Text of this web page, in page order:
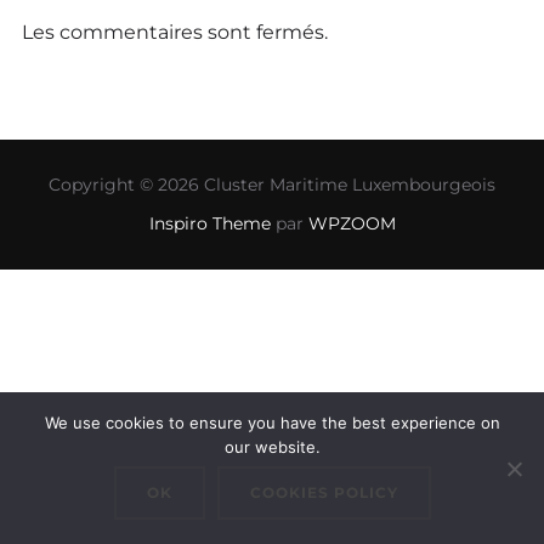
Les commentaires sont fermés.
Copyright © 2026 Cluster Maritime Luxembourgeois
Inspiro Themepar WPZOOM
We use cookies to ensure you have the best experience on
our website.